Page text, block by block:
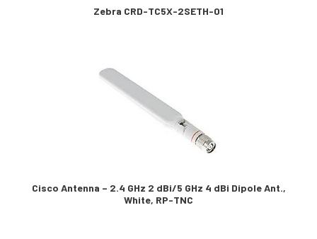
Zebra CRD-TC5X-2SETH-01
Cisco Antenna – 2.4 GHz 2 dBi/5 GHz 4 dBi Dipole Ant.,
White, RP-TNC